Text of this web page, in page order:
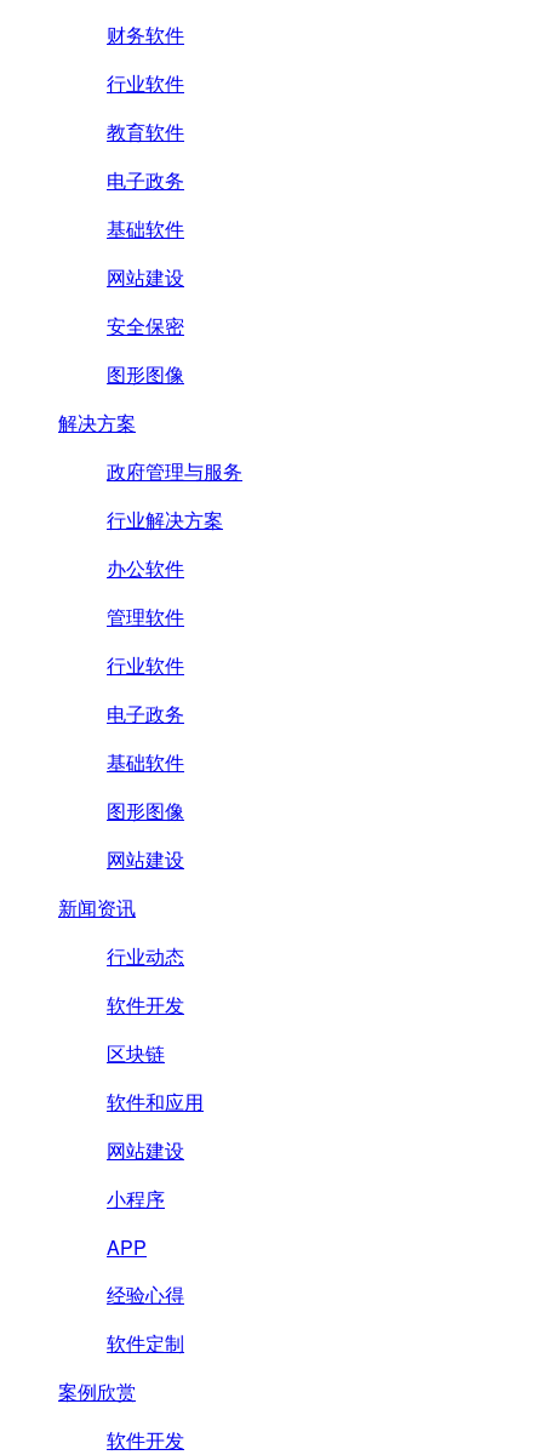
财务软件
行业软件
教育软件
电子政务
基础软件
网站建设
安全保密
图形图像
解决方案
政府管理与服务
行业解决方案
办公软件
管理软件
行业软件
电子政务
基础软件
图形图像
网站建设
新闻资讯
行业动态
软件开发
区块链
软件和应用
网站建设
小程序
APP
经验心得
软件定制
案例欣赏
软件开发